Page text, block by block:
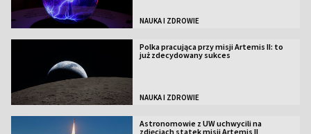
NAUKA I ZDROWIE
Polka pracująca przy misji Artemis II: to
już zdecydowany sukces
NAUKA I ZDROWIE
Astronomowie z UW uchwycili na
zdjęciach statek misji Artemis II